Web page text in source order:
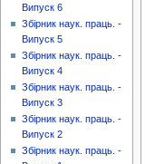
Випуск 6
Збірник наук. праць. -
Випуск 5
Збірник наук. праць. -
Випуск 4
Збірник наук. праць. -
Випуск 3
Збірник наук. праць. -
Випуск 2
Збірник наук. праць. -